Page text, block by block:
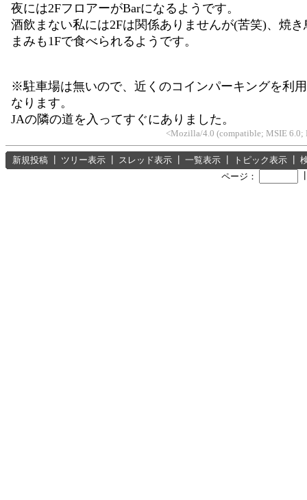
夜には2FフロアーがBarになるようです。
酒飲まない私には2Fは関係ありませんが(苦笑)、焼
まみも1Fで食べられるようです。
※駐車場は無いので、近くのコインパーキングを利
なります。
JAの隣の道を入ってすぐにありました。
<Mozilla/4.0 (compatible; MSIE 6.0;
新規投稿 ツリー表示 スレッド表示 一覧表示 トピック表示
ページ：